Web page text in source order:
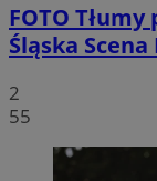
FOTO Tłumy
Śląska
2
55